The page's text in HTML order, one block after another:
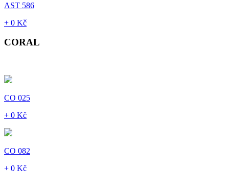
AST 586
+ 0 Kč
CORAL
CO 025
+ 0 Kč
CO 082
+ 0 Kč